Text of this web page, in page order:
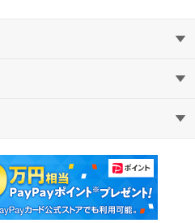
中古マンション
中古一戸建て
教えて！住まいの先生